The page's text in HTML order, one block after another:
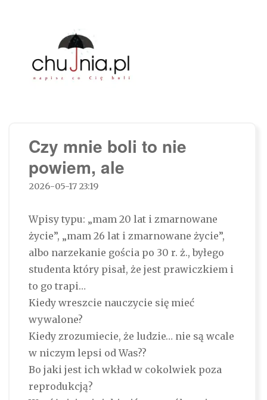
Czy mnie boli to nie
powiem, ale
2026-05-17 23:19
Wpisy typu: „mam 20 lat i zmarnowane
życie”, „mam 26 lat i zmarnowane życie”,
albo narzekanie gościa po 30 r. ż., byłego
studenta który pisał, że jest prawiczkiem i
to go trapi…
Kiedy wreszcie nauczycie się mieć
wywalone?
Kiedy zrozumiecie, że ludzie… nie są wcale
w niczym lepsi od Was??
Bo jaki jest ich wkład w cokolwiek poza
reprodukcją?